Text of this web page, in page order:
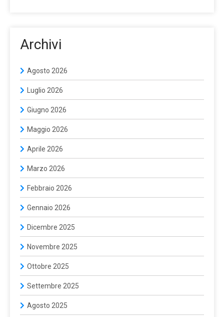
Archivi
Agosto 2026
Luglio 2026
Giugno 2026
Maggio 2026
Aprile 2026
Marzo 2026
Febbraio 2026
Gennaio 2026
Dicembre 2025
Novembre 2025
Ottobre 2025
Settembre 2025
Agosto 2025